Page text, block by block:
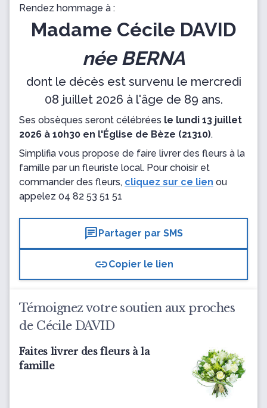
Rendez hommage à :
Madame Cécile DAVID
née BERNA
dont le décès est survenu le mercredi
08 juillet 2026 à l'âge de 89 ans.
Ses obsèques seront célébrées le lundi 13 juillet
2026 à 10h30 en l'Église de Bèze (21310).
Simplifia vous propose de faire livrer des fleurs à la
famille par un fleuriste local. Pour choisir et
commander des fleurs, cliquez sur ce lien ou
appelez 04 82 53 51 51
chatPartager par SMS
linkCopier le lien
Témoignez votre soutien aux proches
de Cécile DAVID
Faites livrer des fleurs à la
famille